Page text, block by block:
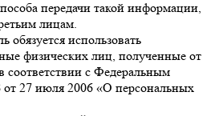
передачи такой информации,
лицам.
использовать
физических лиц, полученные от
соответствии с Федеральным
27 июля 2006 «О персональных